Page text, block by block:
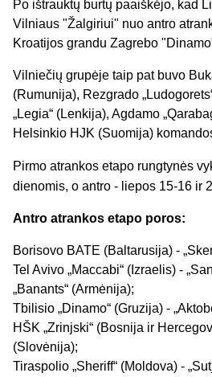
Po ištrauktų burtų paaiškėjo, kad
Vilniaus "Žalgiriui" nuo antro
Kroatijos grandu Zagrebo
Vilniečių grupėje taip pat buvo
(Rumunija), Rezgrado
„Legia“ (Lenkija), Agdamo
Helsinkio HJK (Suomija)
Pirmo atrankos etapo rungtynės
dienomis, o antro - liepos 15-16 ir
Antro atrankos etapo poros:
Borisovo BATE (Baltarusija) -
Tel Avivo „Maccabi“ (Izraelis) -
„Banants“ (Armėnija);
Tbilisio „Dinamo“ (Gruzija) -
HŠK „Zrinjski“ (Bosnija ir
(Slovėnija);
Tiraspolio „Sheriff“ (Moldova) -